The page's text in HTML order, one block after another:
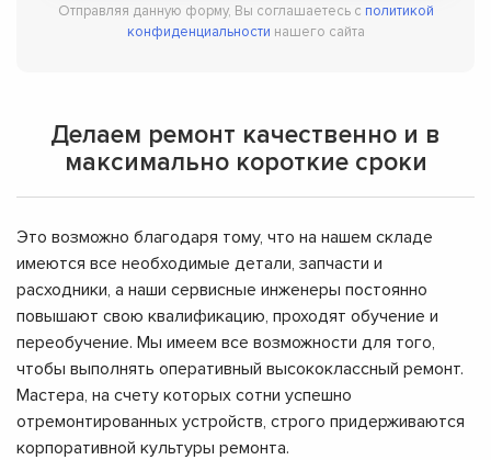
Отправляя данную форму, Вы соглашаетесь с политикой
конфиденциальности нашего сайта
Делаем ремонт качественно и в
максимально короткие сроки
Это возможно благодаря тому, что на нашем складе
имеются все необходимые детали, запчасти и
расходники, а наши сервисные инженеры постоянно
повышают свою квалификацию, проходят обучение и
переобучение. Мы имеем все возможности для того,
чтобы выполнять оперативный высококлассный ремонт.
Мастера, на счету которых сотни успешно
отремонтированных устройств, строго придерживаются
корпоративной культуры ремонта.